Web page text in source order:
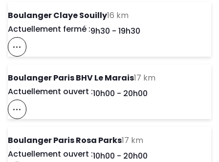
Boulanger Claye Souilly16 km
Actuellement fermé :Day of the Week
9h30 - 19h30
Voir Ce Magasin Sur La Carte
Boulanger Paris BHV Le Marais17 km
Actuellement ouvert :Day of the Week
10h00 - 20h00
Voir Ce Magasin Sur La Carte
Boulanger Paris Rosa Parks17 km
Actuellement ouvert :Day of the Week
10h00 - 20h00